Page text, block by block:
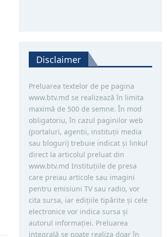
Disclaimer
Preluarea textelor de pe pagina
www.btv.md se realizează în limita
maximă de 500 de semne. În mod
obligatoriu, în cazul paginilor web
(portaluri, agentii, instituţii media
sau bloguri) trebuie indicat şi linkul
direct la articolul preluat din
www.btv.md Instituţiile de presa
care preiau articole sau imagini
pentru emisiuni TV sau radio, vor
cita sursa, iar ediţiile tipărite și cele
electronice vor indica sursa şi
autorul informaţiei. Preluarea
integrală se poate realiza doar în